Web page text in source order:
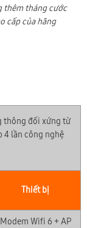
thêm tháng cước
cấp của hãng
thông đối xứng từ
4 lần công nghệ
Thiết bị
Modem Wifi 6 + AP